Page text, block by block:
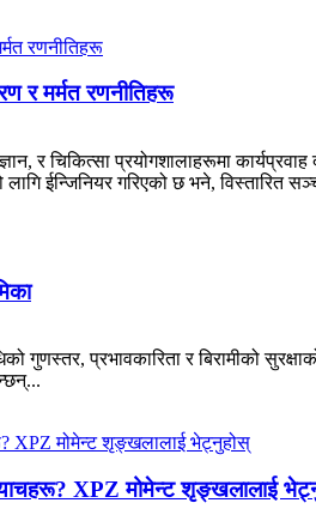
र मर्मत रणनीतिहरू
र चिकित्सा प्रयोगशालाहरूमा
लागि ईन्जिनियर गरिएको छ भने, विस्तारित
गुणस्तर, प्रभावकारिता र बिरामीको
ब्याचहरू? XPZ मोमेन्ट शृङ्खलालाई